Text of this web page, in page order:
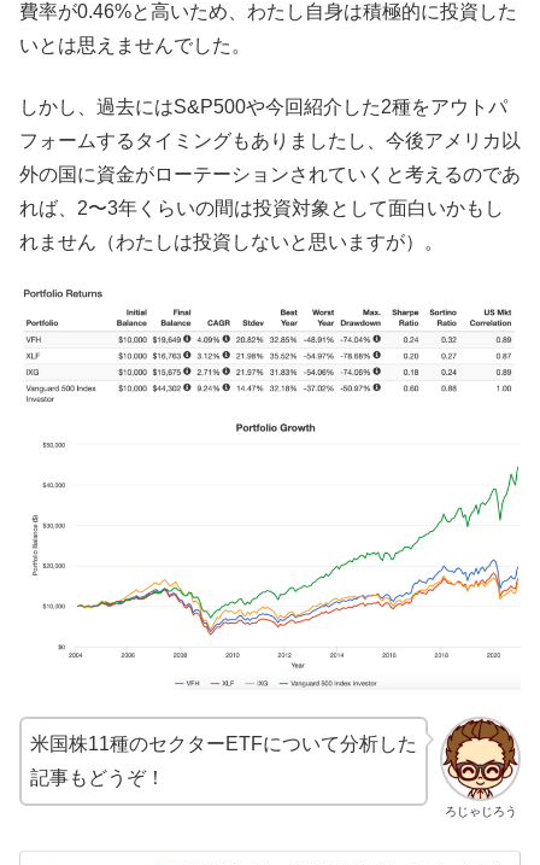
費率が0.46%と高いため、わたし自身は積極的に投資した
いとは思えませんでした。
しかし、過去にはS&P500や今回紹介した2種をアウトパ
フォームするタイミングもありましたし、今後アメリカ以
外の国に資金がローテーションされていくと考えるのであ
れば、2〜3年くらいの間は投資対象として面白いかもし
れません（わたしは投資しないと思いますが）。
ろじゃじろう
米国株11種のセクターETFについて分析した
記事もどうぞ！